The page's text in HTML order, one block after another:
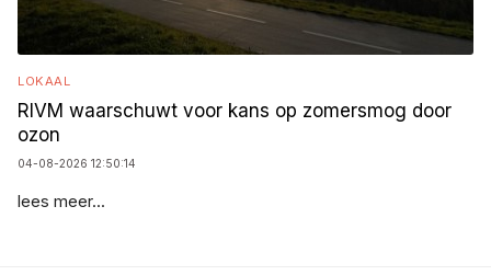
LOKAAL
RIVM waarschuwt voor kans op zomersmog door
ozon
04-08-2026 12:50:14
lees meer...